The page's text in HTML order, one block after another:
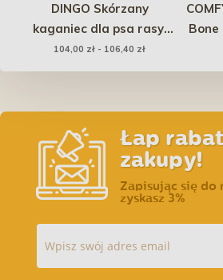
DINGO Skórzany
kaganiec dla psa rasy:
Collie – nitowany
104,00 zł - 106,40 zł
Bone
Łap
zakupy!
Zapisując się do
zyskasz 3%